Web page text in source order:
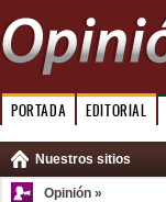
PORTADA EDITORIAL
Nuestros sitios
Opinión »